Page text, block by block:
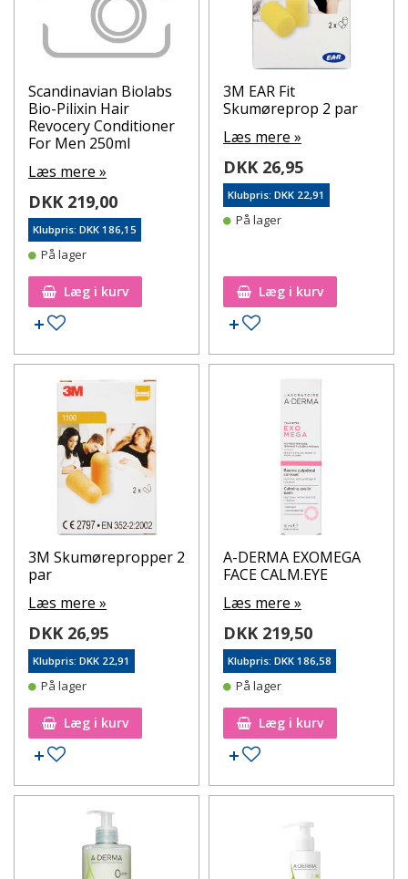
Scandinavian Biolabs
Bio-Pilixin Hair
Revocery Conditioner
For Men 250ml
Læs mere »
DKK 219,00
Klubpris: DKK 186,15
På lager
Læg i kurv
Tilføj til ønskeseddel
3M EAR Fit
Skumøreprop 2 par
Læs mere »
DKK 26,95
Klubpris: DKK 22,91
På lager
Læg i kurv
Tilføj til ønskeseddel
3M Skumørepropper 2
par
Læs mere »
DKK 26,95
Klubpris: DKK 22,91
På lager
Læg i kurv
Tilføj til ønskeseddel
A-DERMA EXOMEGA
FACE CALM.EYE
Læs mere »
DKK 219,50
Klubpris: DKK 186,58
På lager
Læg i kurv
Tilføj til ønskeseddel